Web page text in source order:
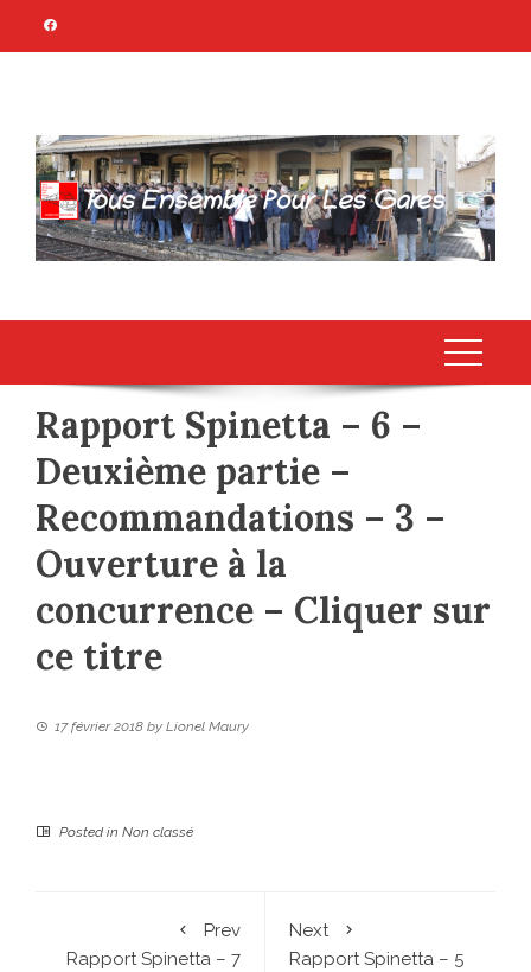
TOUS ENSEMBLE
POUR LES GARES
Association Citoyenne
Rapport Spinetta – 6 –
Deuxième partie –
Recommandations – 3 –
Ouverture à la
concurrence – Cliquer sur
ce titre
17 février 2018 by Lionel Maury
Posted in Non classé
Prev
Rapport Spinetta – 7
Next
Rapport Spinetta – 5